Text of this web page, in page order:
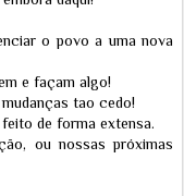
o povo a uma nova
e façam algo!
tao cedo!
de forma extensa.
ou nossas próximas